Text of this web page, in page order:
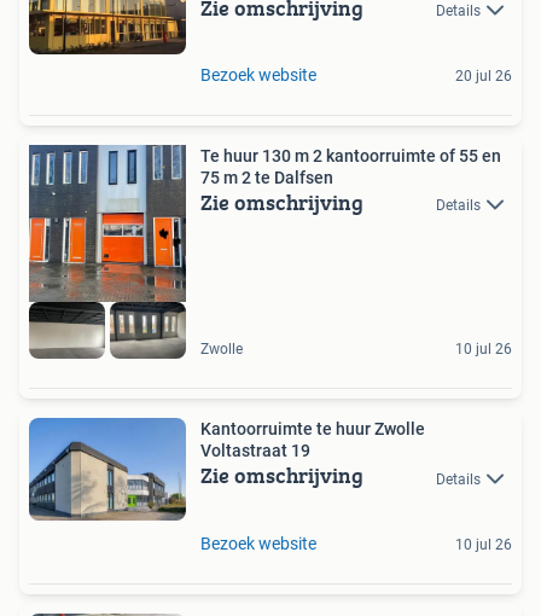
Zie omschrijving Details
Bezoek website 20 jul 26
Te huur 130 m 2 kantoorruimte of 55 en
75 m 2 te Dalfsen
Zie omschrijving Details
Zwolle 10 jul 26
Kantoorruimte te huur Zwolle
Voltastraat 19
Zie omschrijving Details
Bezoek website 10 jul 26